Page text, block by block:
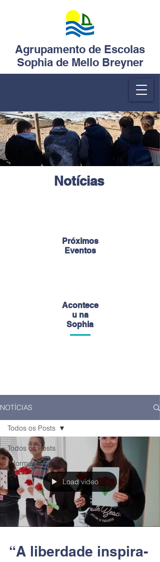
Agrupamento de Escolas
Sophia de Mello Breyner
Notícias
Próximos
Eventos
Acontece
u na
Sophia
NOTÍCIAS
Todos os Posts
Informação
Todos os Posts
Load video
“A liberdade inspira-